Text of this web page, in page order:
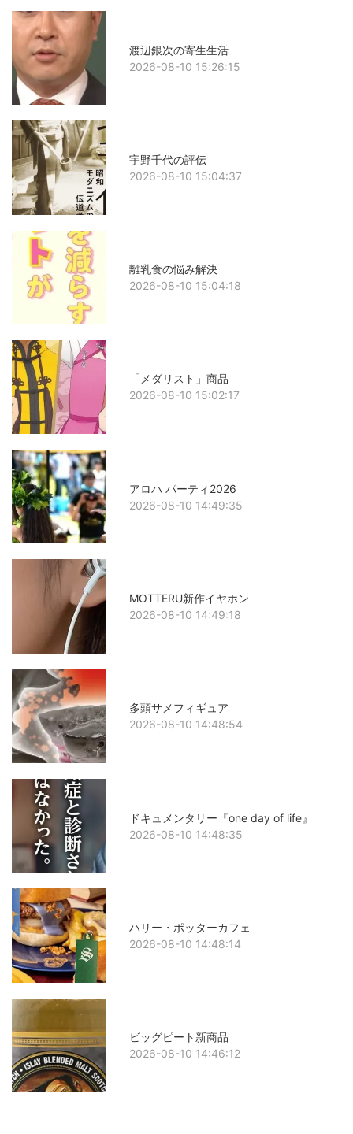
渡辺銀次の寄生生活
2026-08-10 15:26:15
宇野千代の評伝
2026-08-10 15:04:37
離乳食の悩み解決
2026-08-10 15:04:18
「メダリスト」商品
2026-08-10 15:02:17
アロハ パーティ2026
2026-08-10 14:49:35
MOTTERU新作イヤホン
2026-08-10 14:49:18
多頭サメフィギュア
2026-08-10 14:48:54
ドキュメンタリー『one day of life』
2026-08-10 14:48:35
ハリー・ポッターカフェ
2026-08-10 14:48:14
ビッグピート新商品
2026-08-10 14:46:12